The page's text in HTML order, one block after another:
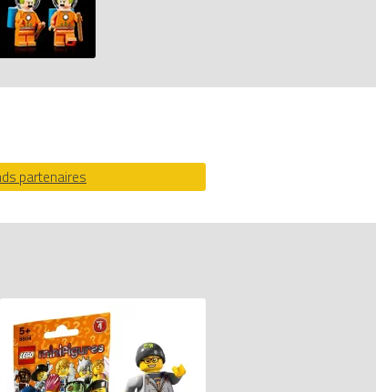
lutteur de sumo, un rappeur, un
un malfaiteur de l'espace et un
partenaires